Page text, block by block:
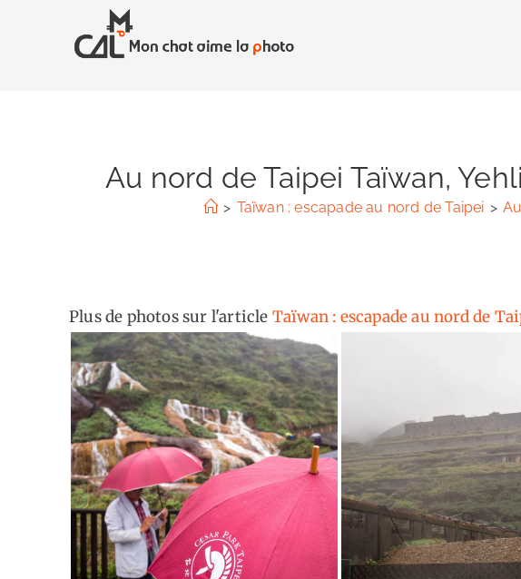
Au nord de Taipei Taïwan,
> Taïwan : escapade au nord de Taipei >
Plus de photos sur l'article Taïwan : escapade au nord de